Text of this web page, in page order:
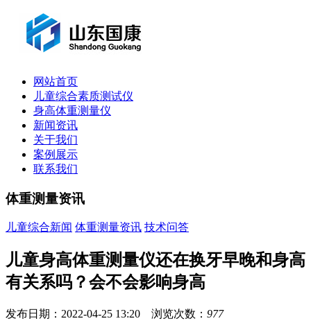
网站首页
儿童综合素质测试仪
身高体重测量仪
新闻资讯
关于我们
案例展示
联系我们
体重测量资讯
儿童综合新闻 体重测量资讯 技术问答
儿童身高体重测量仪还在换牙早晚和身高
有关系吗？会不会影响身高
发布日期：2022-04-25 13:20 浏览次数： 977